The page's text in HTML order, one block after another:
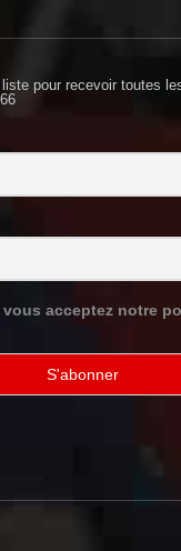
pour recevoir toutes
acceptez notre